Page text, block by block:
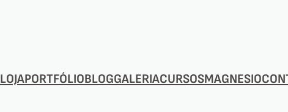
LOJAPORTFÓLIOBLOGGALERIACURSOSMAGNESIO